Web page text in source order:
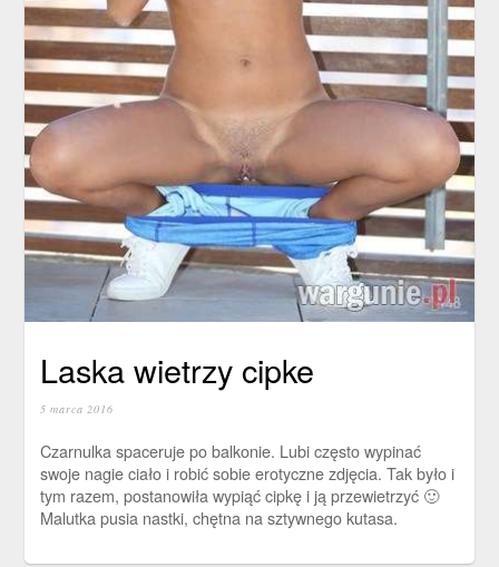
Laska wietrzy cipke
5 marca 2016
Czarnulka spaceruje po balkonie. Lubi często wypinać
swoje nagie ciało i robić sobie erotyczne zdjęcia. Tak było i
tym razem, postanowiła wypiąć cipkę i ją przewietrzyć 🙂
Malutka pusia nastki, chętna na sztywnego kutasa.